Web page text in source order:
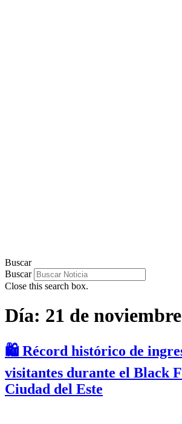
Buscar
Buscar
Close this search box.
Día: 21 de
🛍️ Récord histórico de
visitantes durante el Black
Ciudad del Este